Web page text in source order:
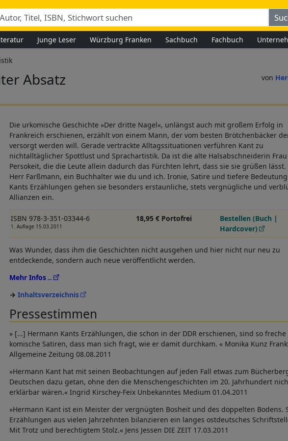
Junge Leser Würzburg Franken Sachbuch Fachbuch
Absatz
Die urkomische Geschichte »Der dritte Nagel«, unlängst auch mit großem Erfolg in
Frankreich erschienen, erzählt von einem Mann, der vom besten Brötchenbäcker
versorgt werden will. Gerade vertrackte Alltagssituationen verführen Kant zu
nichtalltäglicher Spottlust und Sprachartistik. Da ist die alte Halsabschneiderin Frau
Persokeit, die die Leute allein dadurch das Fürchten lehrt, dass sie sie grüßen lässt.
Herr Farßmann, ein Buchhalter wie du und ich. Ironie, Satire und tiefere
Kants Erzählungen gehen sie besonders erstaunliche, stets vergnügliche und
Allianzen ein.
ISBN 978-3-351-03344-6
1. Auflage 15.03.2011
18,95 € Portofrei
Bestellen (Buch |
Hardcover)
Was Wunder, dass ihm die Geschichten nicht ausgehen und hier nicht nur neu zu
entdeckende, sondern auch neue veröffentlicht werden.
Mehr Infos
Inhaltsverzeichnis
Pressestimmen
» [...] Hermann Kants Erzählungen, die schon in der DDR erschienen, sind so
komische Satiren, dass man sich fragt, wie er damit durchkam. « Monika Kunz
Allgemeine Zeitung 08.08.2011
»Hermann Kant hat mit seinen Beobachtungen auf jeden Fall etwas zum
Deutschen dazu getan, ohne den die Menschengeschichten im 20. Jahrhundert
erklärbar wären.« Ingrid Kirschey-Feix Unbekanntes Medium 01.04.2011
»Hermann Kant ist ein Meister der vergnügten Bosheit und des doppelten Bodens.
Erzählungen aus vielen Jahrzehnten bilanzieren ein langes ostdeutsches
Mit Trotz und berechtigtem Stolz.« Jens Jessen DIE ZEIT 17.03.2011